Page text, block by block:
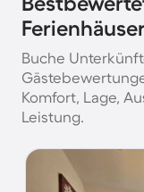
Buche
Komfort, Lage,
Leistung.